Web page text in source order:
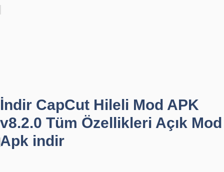
İndir CapCut Hileli Mod APK
v8.2.0 Tüm Özellikleri Açık Mod
Apk indir